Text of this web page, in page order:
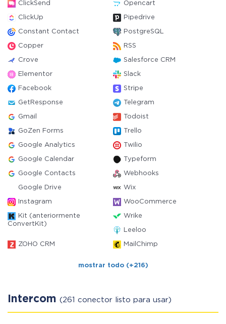
ClickSend Opencart
ClickUp Pipedrive
Constant Contact PostgreSQL
Copper RSS
Crove Salesforce CRM
Elementor Slack
Facebook Stripe
GetResponse Telegram
Gmail Todoist
GoZen Forms Trello
Google Analytics Twilio
Google Calendar Typeform
Google Contacts Webhooks
Google Drive Wix
Instagram WooCommerce
Kit (anteriormente
ConvertKit)
Wrike
Leeloo
ZOHO CRM MailChimp
mostrar todo (+216)
Intercom (261 conector listo para usar)